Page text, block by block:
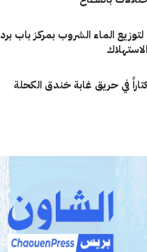
الماء الشروب بمركز باب برد
30 هكتاراً في حريق غابة خندق الكحلة